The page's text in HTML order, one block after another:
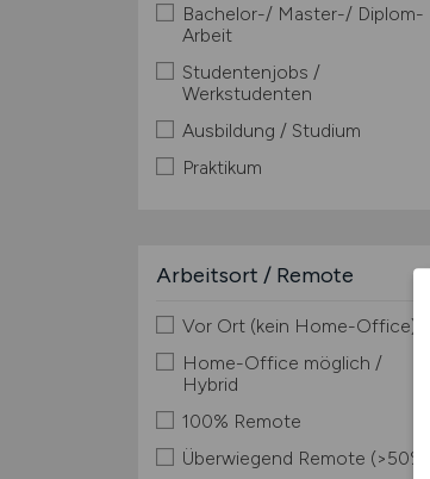
Bachelor-/ Master-/ Diplom-
Arbeit
Studentenjobs /
Werkstudenten
Ausbildung / Studium
Praktikum
Arbeitsort / Remote
Vor Ort (kein Home-Office)
Home-Office möglich /
Hybrid
100% Remote
Überwiegend Remote (>50%)